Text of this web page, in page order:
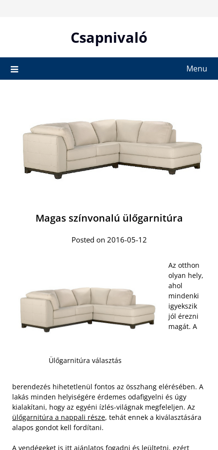
Csapnivaló
Menu
Magas színvonalú ülőgarnitúra
Posted on 2016-05-12
Ülőgarnitúra választás
Az otthon
olyan hely,
ahol
mindenki
igyekszik
jól érezni
magát. A
berendezés hihetetlenül fontos az összhang elérésében. A
lakás minden helyiségére érdemes odafigyelni és úgy
kialakítani, hogy az egyéni ízlés-világnak megfeleljen. Az
ülőgarnitúra a nappali része, tehát ennek a kiválasztására
alapos gondot kell fordítani.
A vendégeket is itt ajánlatos fogadni és leültetni, ezért